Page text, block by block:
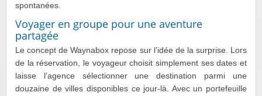
spontanées.
Voyager en groupe pour une aventure
partagée
Le concept de Waynabox repose sur l’idée de la surprise. Lors
de la réservation, le voyageur choisit simplement ses dates et
laisse l’agence sélectionner une destination parmi une
douzaine de villes disponibles ce jour-là. Avec un portefeuille